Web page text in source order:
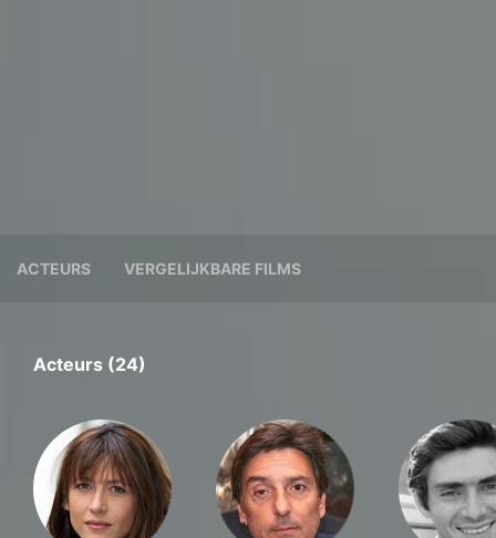
ACTEURS VERGELIJKBARE FILMS
Acteurs (24)